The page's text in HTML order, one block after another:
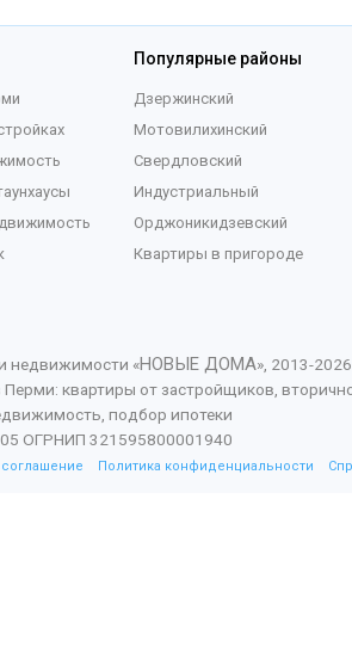
Популярные районы
Дзержинский
Мотовилихинский
Свердловский
Индустриальный
Орджоникидзевский
Квартиры в пригороде
недвижимости «НОВЫЕ ДОМА», 2013-2026
квартиры от застройщиков,
подбор ипотеки
ОГРНИП 321595800001940
Политика конфиденциальности